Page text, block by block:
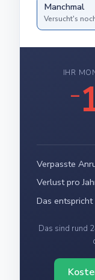
Manchmal
Versucht's
IHR
−
Verpasste
Verlust pro
Das entspricht
Das sind rund